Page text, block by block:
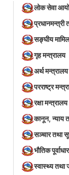
लोक सेवा
प्रधानमन्त्री
सङ्घीय
गृह मन्त्रालय
अर्थ मन्त्रालय
परराष्ट्र
रक्षा मन्त्रालय
कानून, न्याय
सञ्‍चार तथा
भौतिक
स्वास्थ्य तथा